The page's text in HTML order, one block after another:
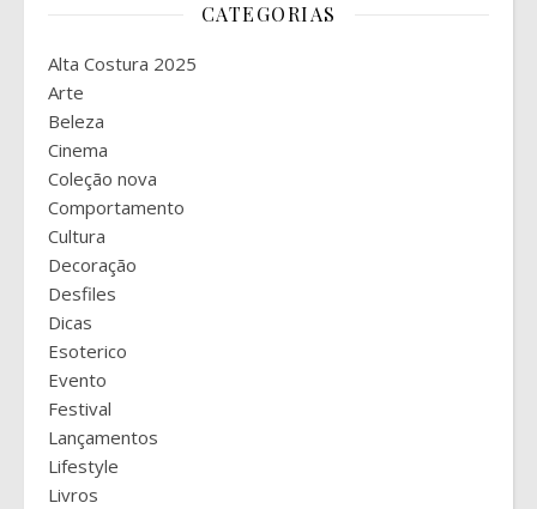
CATEGORIAS
Alta Costura 2025
Arte
Beleza
Cinema
Coleção nova
Comportamento
Cultura
Decoração
Desfiles
Dicas
Esoterico
Evento
Festival
Lançamentos
Lifestyle
Livros